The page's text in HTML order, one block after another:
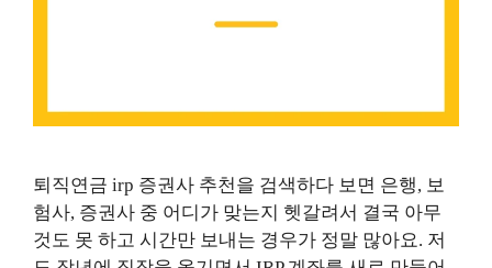
퇴직연금 irp 증권사 추천을 검색하다 보면 은행, 보
험사, 증권사 중 어디가 맞는지 헷갈려서 결국 아무
것도 못 하고 시간만 보내는 경우가 정말 많아요. 저